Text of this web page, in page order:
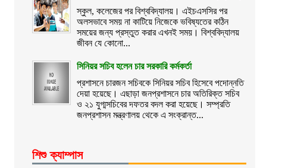
স্কুল, কলেজের পর বিশ্ববিদ্যালয়। এইচএসসির পর
অলসভাবে সময় না কাটিয়ে নিজেকে ভবিষ্যতের কঠিন
সময়ের জন্য প্রস্তুত করার এখনই সময়। বিশ্ববিদ্যালয়
জীবন যে কোনো...
সিনিয়র সচিব হলেন চার সরকারি কর্মকর্তা
প্রশাসনে চারজন সচিবকে সিনিয়র সচিব হিসেবে পদোন্নতি
দেয়া হয়েছে। এছাড়া জনপ্রশাসনে চার অতিরিক্ত সচিব
ও ২১ যুগ্মসচিবের দফতর বদল করা হয়েছে। সম্প্রতি
জনপ্রশাসন মন্ত্রণালয় থেকে এ সংক্রান্ত...
শিশু ক্যাম্পাস